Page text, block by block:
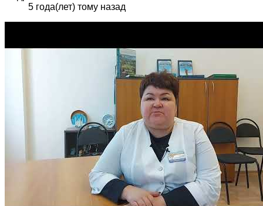
5 года(лет) тому назад